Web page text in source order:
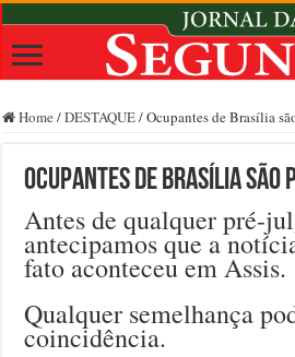
Home /DESTAQUE/Ocupantes de Brasília
Ocupantes de Brasília são
Antes de qualquer pré-
antecipamos que a
fato aconteceu em Assis.
Qualquer semelhança
coincidência.